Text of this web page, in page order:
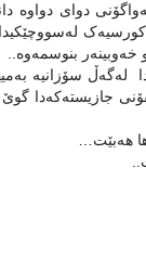
دوای دواوە
کورسیەک
بنوسمەوە..
لەگەڵ سۆزانیە
جازیستەکەدا
هەبێت…